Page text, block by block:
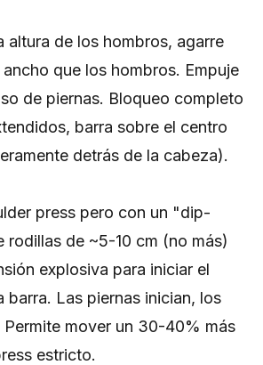
altura de los hombros, agarre
que los hombros. Empuje
de piernas. Bloqueo completo
barra sobre el centro
detrás de la cabeza).
press pero con un "dip-
rodillas de ~5-10 cm (no más)
explosiva para iniciar el
barra. Las piernas inician, los
mover un 30-40% más
estricto.